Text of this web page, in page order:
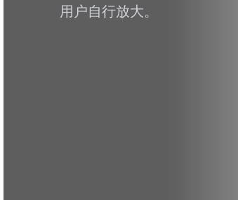
用户自行放大。